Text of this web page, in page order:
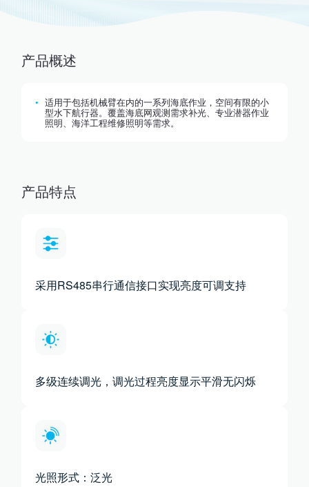
产品概述
适用于包括机械臂在内的一系列海底作业，空间有限的小
型水下航行器。覆盖海底网观测需求补光、专业潜器作业
照明、海洋工程维修照明等需求。
产品特点
采用RS485串行通信接口实现亮度可调支持
多级连续调光，调光过程亮度显示平滑无闪烁
光照形式：泛光